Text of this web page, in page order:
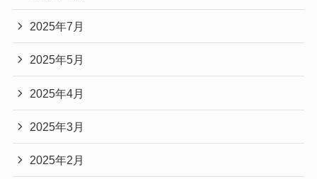
2025年7月
2025年5月
2025年4月
2025年3月
2025年2月